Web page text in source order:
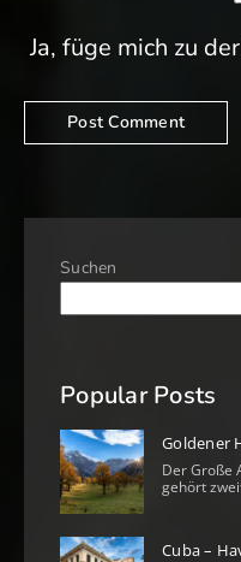
Ja, füge mich zu
Suchen
Popular Posts
Goldener
Der Große
gehört
Cuba –